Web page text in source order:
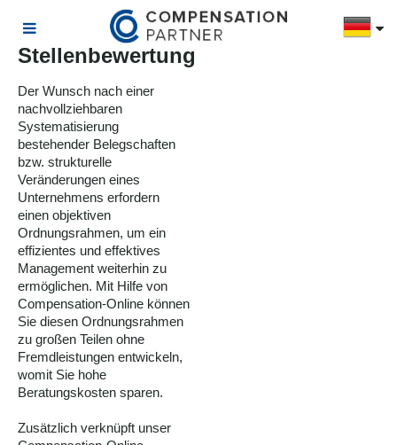
Stellenbewertung
Der Wunsch nach einer
nachvollziehbaren
Systematisierung
bestehender Belegschaften
bzw. strukturelle
Veränderungen eines
Unternehmens erfordern
einen objektiven
Ordnungsrahmen, um ein
effizientes und effektives
Management weiterhin zu
ermöglichen. Mit Hilfe von
Compensation-Online können
Sie diesen Ordnungsrahmen
zu großen Teilen ohne
Fremdleistungen entwickeln,
womit Sie hohe
Beratungskosten sparen.
Zusätzlich verknüpft unser